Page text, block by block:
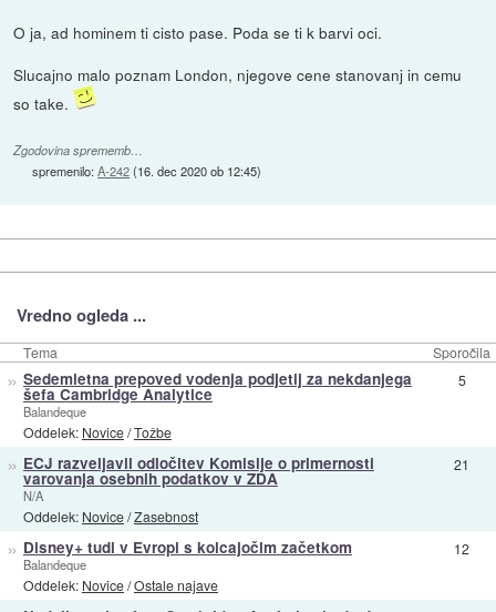
O ja, ad hominem ti cisto pase. Poda se ti k barvi oci.
Slucajno malo poznam London, njegove cene stanovanj in cemu
so take.
Zgodovina sprememb…
spremenilo:A-242(16. dec 2020 ob 12:45)
Vredno ogleda ...
Tema Sporočila
» Sedemletna prepoved vodenja podjetij za nekdanjega
šefa Cambridge Analytice
Balandeque
Oddelek: Novice/Tožbe
5
» ECJ razveljavil odločitev Komisije o primernosti
varovanja osebnih podatkov v ZDA
N/A
Oddelek: Novice/Zasebnost
21
» Disney+ tudi v Evropi s kolcajočim začetkom
Balandeque
Oddelek: Novice/Ostale najave
12